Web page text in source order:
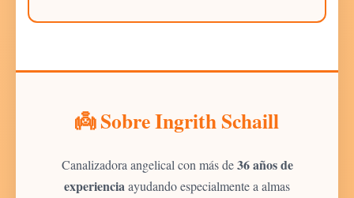
👼 Sobre Ingrith Schaill
Canalizadora angelical con más de36 años de
experienciaayudando especialmente a almas